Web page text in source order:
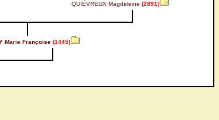
QUIÉVREUX Magdeleine (2891)
Marie Françoise (1445)